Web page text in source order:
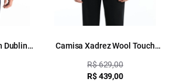
Dublin
Camisa Xadrez Wool Touch
R$ 629,00
R$ 439,00